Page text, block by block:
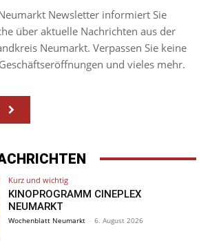
Newsletter informiert Sie
über aktuelle Nachrichten aus der
Neumarkt. Verpassen Sie keine
und vieles mehr.
Kurz und wichtig
KINOPROGRAMM CINEPLEX
NEUMARKT
Wochenblatt Neumarkt - 6. August 2026